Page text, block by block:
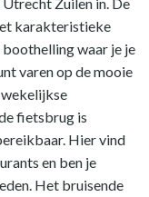
karakteristieke
waar je je
varen op de mooie
fietsbrug is
Hier vind
en ben je
Het bruisende